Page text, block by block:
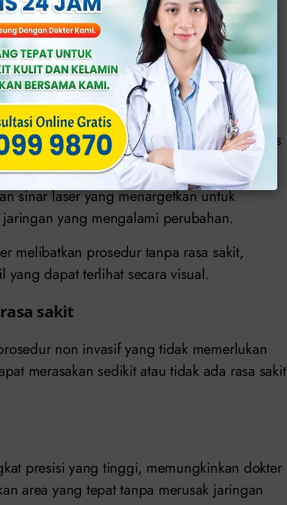
Erosi Serviks Adalah dan
Serviks
populer dalam pengobatan erosi serviks
sinar laser yang menargetkan untuk
yang mengalami perubahan.
melibatkan prosedur tanpa rasa sakit,
dapat terlihat secara visual.
sakit
non invasif yang tidak memerlukan
merasakan sedikit atau tidak ada rasa sakit
presisi yang tinggi, memungkinkan dokter
area yang tepat tanpa merusak jaringan